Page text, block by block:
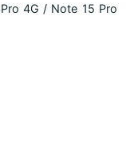
4G / Note 15 Pro